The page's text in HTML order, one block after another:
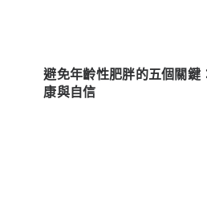
避免年齡性肥胖的五個關鍵
康與自信